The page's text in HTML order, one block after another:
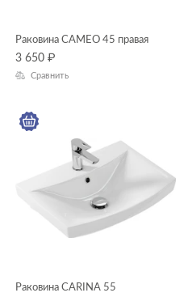
Раковина CAMEO 45 правая
3 650 ₽
Сравнить
Раковина CARINA 55